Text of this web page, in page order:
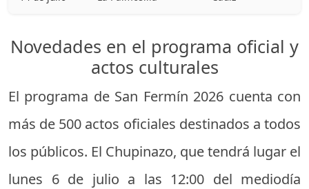
Novedades en el programa oficial y
actos culturales
El programa de San Fermín 2026 cuenta con
más de 500 actos oficiales destinados a todos
los públicos. El Chupinazo, que tendrá lugar el
lunes 6 de julio a las 12:00 del mediodía